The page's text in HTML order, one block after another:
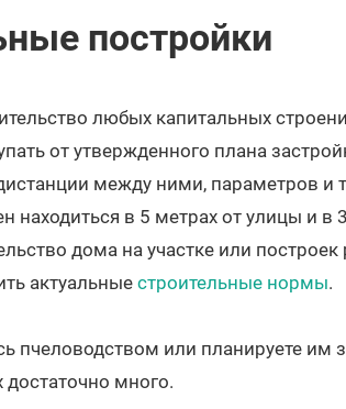
постройки
любых капитальных
от утвержденного плана
между ними, параметров
в 5 метрах от улицы и в
дома на участке или
актуальныестроительные нормы.
пчеловодством или планируете им
много.